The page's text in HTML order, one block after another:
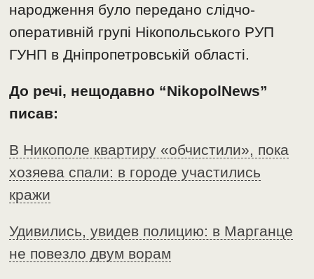
народження було передано слідчо-
оперативній групі Нікопольського РУП
ГУНП в Дніпропетровській області.
До речі, нещодавно “NikopolNews”
писав:
В Никополе квартиру «обчистили», пока
хозяева спали: в городе участились
кражи
Удивились, увидев полицию: в Марганце
не повезло двум ворам